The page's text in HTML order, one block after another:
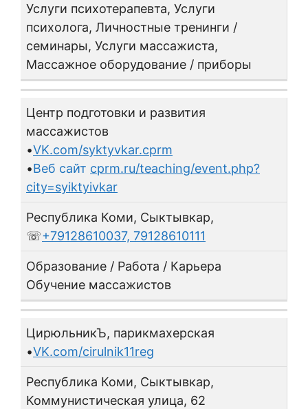
Услуги психотерапевта, Услуги
психолога, Личностные тренинги /
семинары, Услуги массажиста,
Массажное оборудование / приборы
Центр подготовки и развития
массажистов
•VK.com/syktyvkar.cprm
•Веб сайт cprm.ru/teaching/event.php?
city=syiktyivkar
Республика Коми, Сыктывкар,
☏+79128610037, 79128610111
Образование / Работа / Карьера
Обучение массажистов
ЦирюльникЪ, парикмахерская
•VK.com/cirulnik11reg
Республика Коми, Сыктывкар,
Коммунистическая улица, 62